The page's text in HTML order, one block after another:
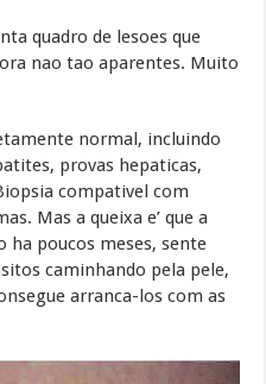
quadro de lesoes que
nao tao aparentes. Muito
normal, incluindo
provas hepaticas,
compativel com
Mas a queixa e’ que a
ha poucos meses, sente
caminhando pela pele,
arranca-los com as